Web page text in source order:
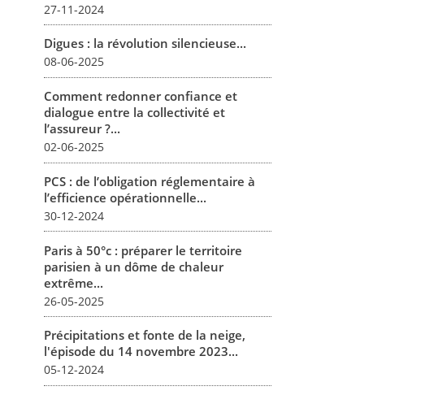
27-11-2024
Digues : la révolution silencieuse...
08-06-2025
Comment redonner confiance et
dialogue entre la collectivité et
l’assureur ?...
02-06-2025
PCS : de l’obligation réglementaire à
l’efficience opérationnelle...
30-12-2024
Paris à 50°c : préparer le territoire
parisien à un dôme de chaleur
extrême...
26-05-2025
Précipitations et fonte de la neige,
l'épisode du 14 novembre 2023...
05-12-2024